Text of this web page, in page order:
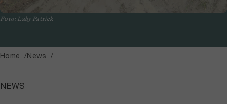
Foto: Laby Patrick
Home News
NEWS